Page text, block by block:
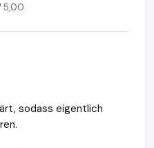
5,00
sodass eigentlich